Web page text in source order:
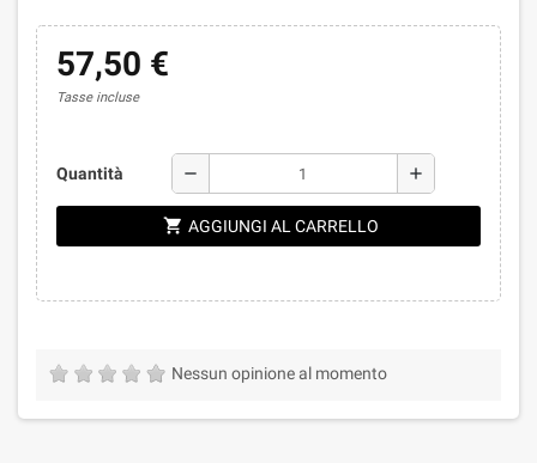
57,50 €
Tasse incluse
Quantità remove add
shopping_cart AGGIUNGI AL CARRELLO
Nessun opinione al momento